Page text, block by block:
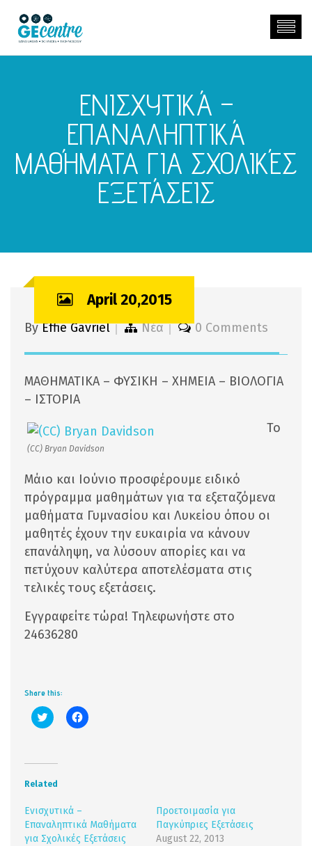
ΕΝΙΣΧΥΤΙΚΆ –
ΕΠΑΝΑΛΗΠΤΙΚΆ
ΜΑΘΉΜΑΤΑ ΓΙΑ ΣΧΟΛΙΚΈΣ
ΕΞΕΤΆΣΕΙΣ
April 20,2015
ByEffie Gavriel Νέα 0 Comments
ΜΑΘΗΜΑΤΙΚΑ – ΦΥΣΙΚΗ – ΧΗΜΕΙΑ – ΒΙΟΛΟΓΙΑ
– ΙΣΤΟΡΙΑ
(CC) Bryan Davidson
Το
Μάιο και Ιούνιο προσφέρουμε ειδικό
πρόγραμμα μαθημάτων για τα εξεταζόμενα
μαθήματα Γυμνασίου και Λυκείου όπου οι
μαθητές έχουν την ευκαιρία να κάνουν
επανάληψη, να λύσουν απορίες και να
πετύχουν καλύτερα αποτελέσματα στις
τελικές τους εξετάσεις.
Εγγραφείτε τώρα! Τηλεφωνήστε στο
24636280
Share this:
Click
to
(Opens
new
window)
Click
to
Related
Ενισχυτικά –
Επαναληπτικά Μαθήματα
για Σχολικές Εξετάσεις
Προετοιμασία για
Παγκύπριες Εξετάσεις
August 22, 2013